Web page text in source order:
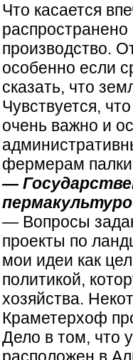
Что касается
производство.
особенно если
сказать, что
Чувствуется,
очень важно и
фермерам палки
—
— Вопросы
проекты по
мои идеи как
политикой,
хозяйства.
Краметерхоф
Дело в том, что